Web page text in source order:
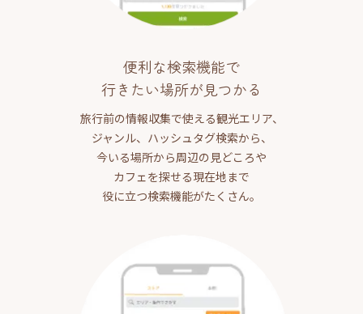
便利な検索機能で
行きたい場所が見つかる
旅行前の情報収集で使える観光エリア、
ジャンル、ハッシュタグ検索から、
今いる場所から周辺の見どころや
カフェを探せる現在地まで
役に立つ検索機能がたくさん。